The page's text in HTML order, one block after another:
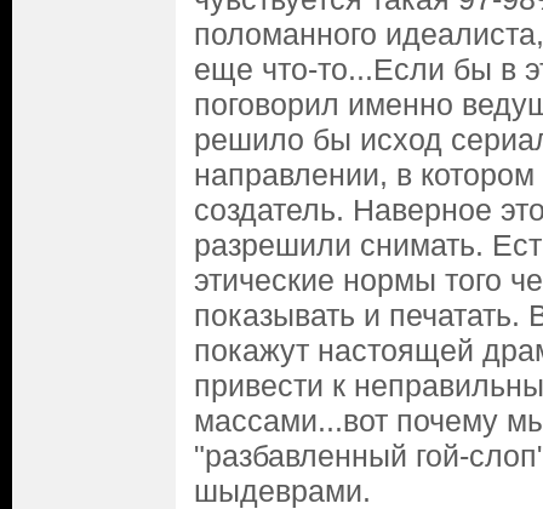
поломанного
еще что-то...Если бы в
поговорил именно
решило бы исход
направлении, в котором
создатель. Наверное
разрешили снимать.
этические нормы того
показывать и печатать.
покажут настоящей
привести к
массами...вот почему
"разбавленный гой-
шыдеврами.